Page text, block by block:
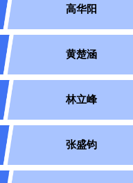
高华阳
黄楚涵
林立峰
张盛钧